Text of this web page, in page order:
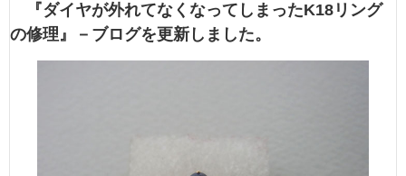
『ダイヤが外れてなくなってしまったK18リング
の修理』－ブログを更新しました。